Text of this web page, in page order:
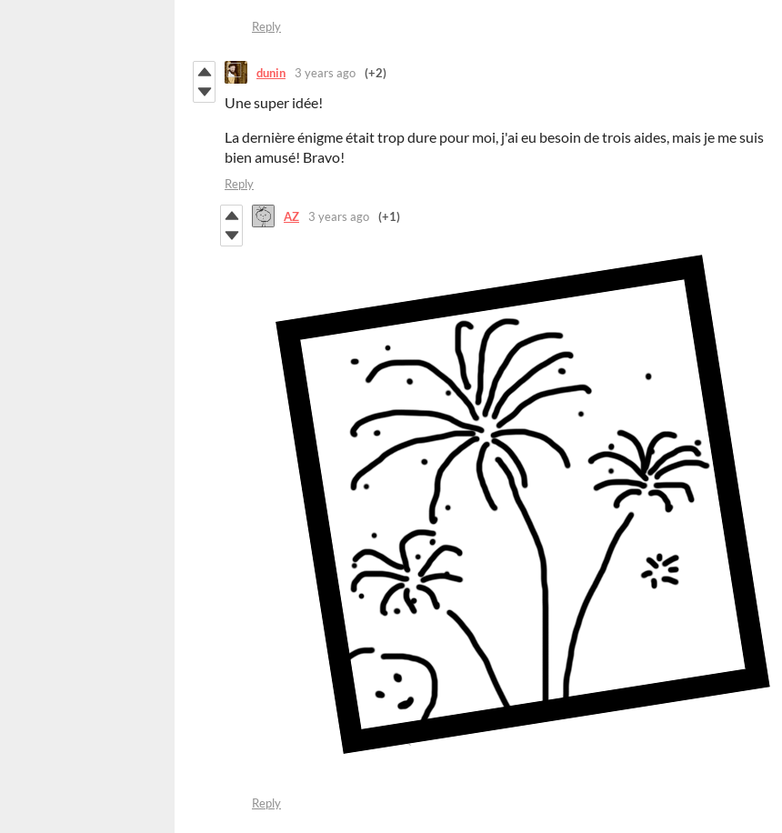
Reply
dunin 3 years ago (+2)
Une super idée!
La dernière énigme était trop dure pour moi, j'ai eu besoin de trois aides, mais je me suis
bien amusé! Bravo!
Reply
AZ 3 years ago (+1)
Reply